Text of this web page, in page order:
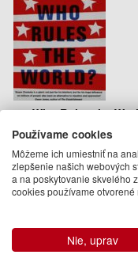
Who Rules the
14.50 €
Na objednávku
C. J. Polychroniou
Ďalšie knihy autora z
Používame cookies
Môžeme ich umiestniť na
zlepšenie našich webových
a na poskytovanie skvelého
cookies používame otvorené
Nie, uprav